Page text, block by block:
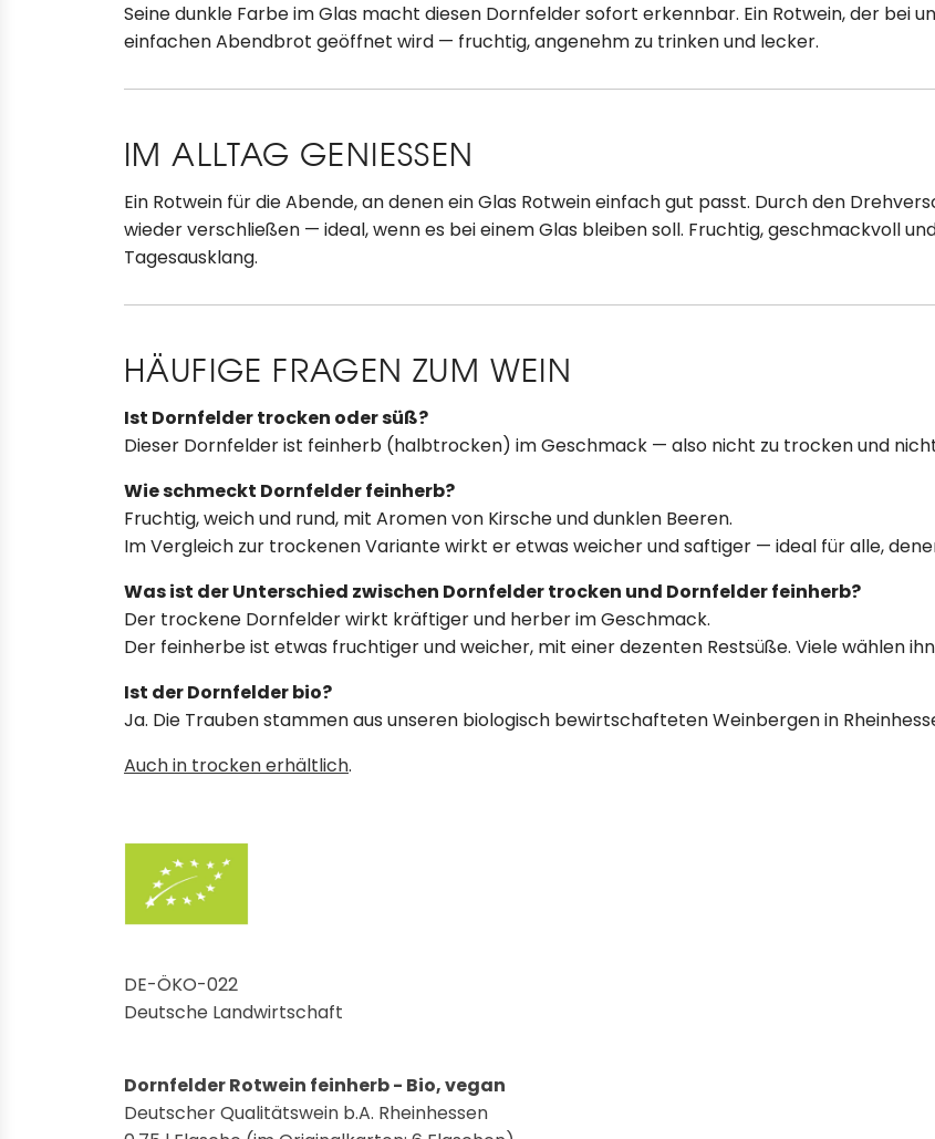
Seine dunkle Farbe im Glas macht diesen Dornfelder sofort erkennbar. Ein Rotwein, der bei
einfachen Abendbrot geöffnet wird — fruchtig, angenehm zu trinken und lecker.
IM ALLTAG GENIESSEN
Ein Rotwein für die Abende, an denen ein Glas Rotwein einfach gut passt. Durch den
wieder verschließen — ideal, wenn es bei einem Glas bleiben soll. Fruchtig, geschmackvoll
Tagesausklang.
HÄUFIGE FRAGEN ZUM WEIN
Ist Dornfelder trocken oder süß?
Dieser Dornfelder ist feinherb (halbtrocken) im Geschmack — also nicht zu trocken und
Wie schmeckt Dornfelder feinherb?
Fruchtig, weich und rund, mit Aromen von Kirsche und dunklen Beeren.
Im Vergleich zur trockenen Variante wirkt er etwas weicher und saftiger — ideal für alle,
Was ist der Unterschied zwischen Dornfelder trocken und Dornfelder feinherb?
Der trockene Dornfelder wirkt kräftiger und herber im Geschmack.
Der feinherbe ist etwas fruchtiger und weicher, mit einer dezenten Restsüße. Viele wählen
Ist der Dornfelder bio?
Ja. Die Trauben stammen aus unseren biologisch bewirtschafteten Weinbergen in
Auch in trocken erhältlich.
DE-ÖKO-022
Deutsche Landwirtschaft
Dornfelder Rotwein feinherb - Bio, vegan
Deutscher Qualitätswein b.A. Rheinhessen